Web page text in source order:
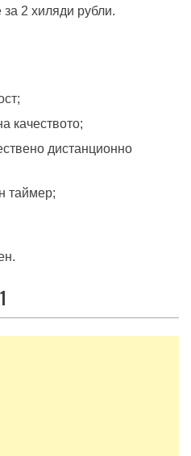
2 хиляди рубли.
качеството;
дистанционно
таймер;